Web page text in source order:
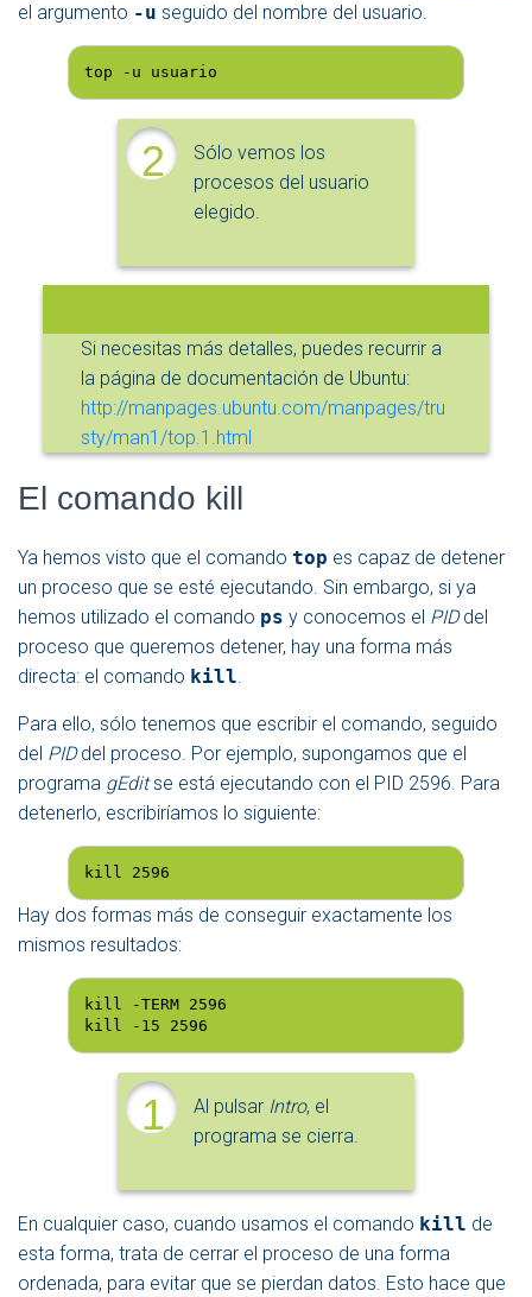
el argumento -u seguido del nombre del usuario.
top -u usuario
2
Sólo vemos los
procesos del usuario
elegido.
Si necesitas más detalles, puedes recurrir a
la página de documentación de Ubuntu:
http://manpages.ubuntu.com/manpages/tru
sty/man1/top.1.html
El comando kill
Ya hemos visto que el comando top es capaz de detener
un proceso que se esté ejecutando. Sin embargo, si ya
hemos utilizado el comando ps y conocemos el PIDdel
proceso que queremos detener, hay una forma más
directa: el comando kill.
Para ello, sólo tenemos que escribir el comando, seguido
del PIDdel proceso. Por ejemplo, supongamos que el
programa gEditse está ejecutando con el PID 2596. Para
detenerlo, escribiríamos lo siguiente:
kill 2596
Hay dos formas más de conseguir exactamente los
mismos resultados:
kill -TERM 2596
kill -15 2596
1 Al pulsar Intro, el
programa se cierra.
En cualquier caso, cuando usamos el comando kill de
esta forma, trata de cerrar el proceso de una forma
ordenada, para evitar que se pierdan datos. Esto hace que